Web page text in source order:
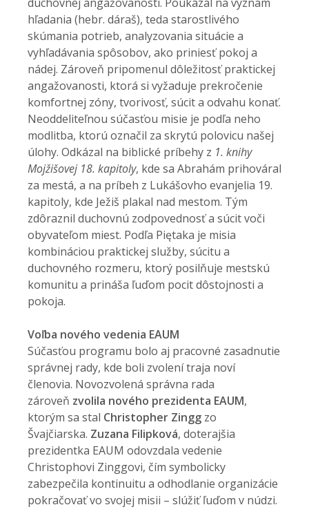
hľadania (hebr. dáraš), teda starostlivého
skúmania potrieb, analyzovania situácie a
vyhľadávania spôsobov, ako priniesť pokoj a
nádej. Zároveň pripomenul dôležitosť praktickej
angažovanosti, ktorá si vyžaduje prekročenie
komfortnej zóny, tvorivosť, súcit a odvahu konať.
Neoddeliteľnou súčasťou misie je podľa neho
modlitba, ktorú označil za skrytú polovicu našej
úlohy. Odkázal na biblické príbehy z 1. knihy
Mojžišovej 18. kapitoly, kde sa Abrahám prihováral
za mestá, a na príbeh z Lukášovho evanjelia 19.
kapitoly, kde Ježiš plakal nad mestom. Tým
zdôraznil duchovnú zodpovednosť a súcit voči
obyvateľom miest. Podľa Piętaka je misia
kombináciou praktickej služby, súcitu a
duchovného rozmeru, ktorý posilňuje mestskú
komunitu a prináša ľuďom pocit dôstojnosti a
pokoja.
Voľba nového vedenia EAUM
Súčasťou programu bolo aj pracovné zasadnutie
správnej rady, kde boli zvolení traja noví
členovia. Novozvolená správna rada
zároveň zvolila nového prezidenta EAUM,
ktorým sa stal Christopher Zingg zo
Švajčiarska. Zuzana Filipková, doterajšia
prezidentka EAUM odovzdala vedenie
Christophovi Zinggovi, čím symbolicky
zabezpečila kontinuitu a odhodlanie organizácie
pokračovať vo svojej misii – slúžiť ľuďom v núdzi.